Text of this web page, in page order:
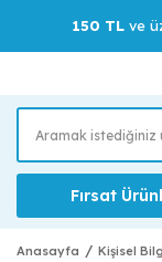
150 TLve
Fırsat
Anasayfa Kişisel